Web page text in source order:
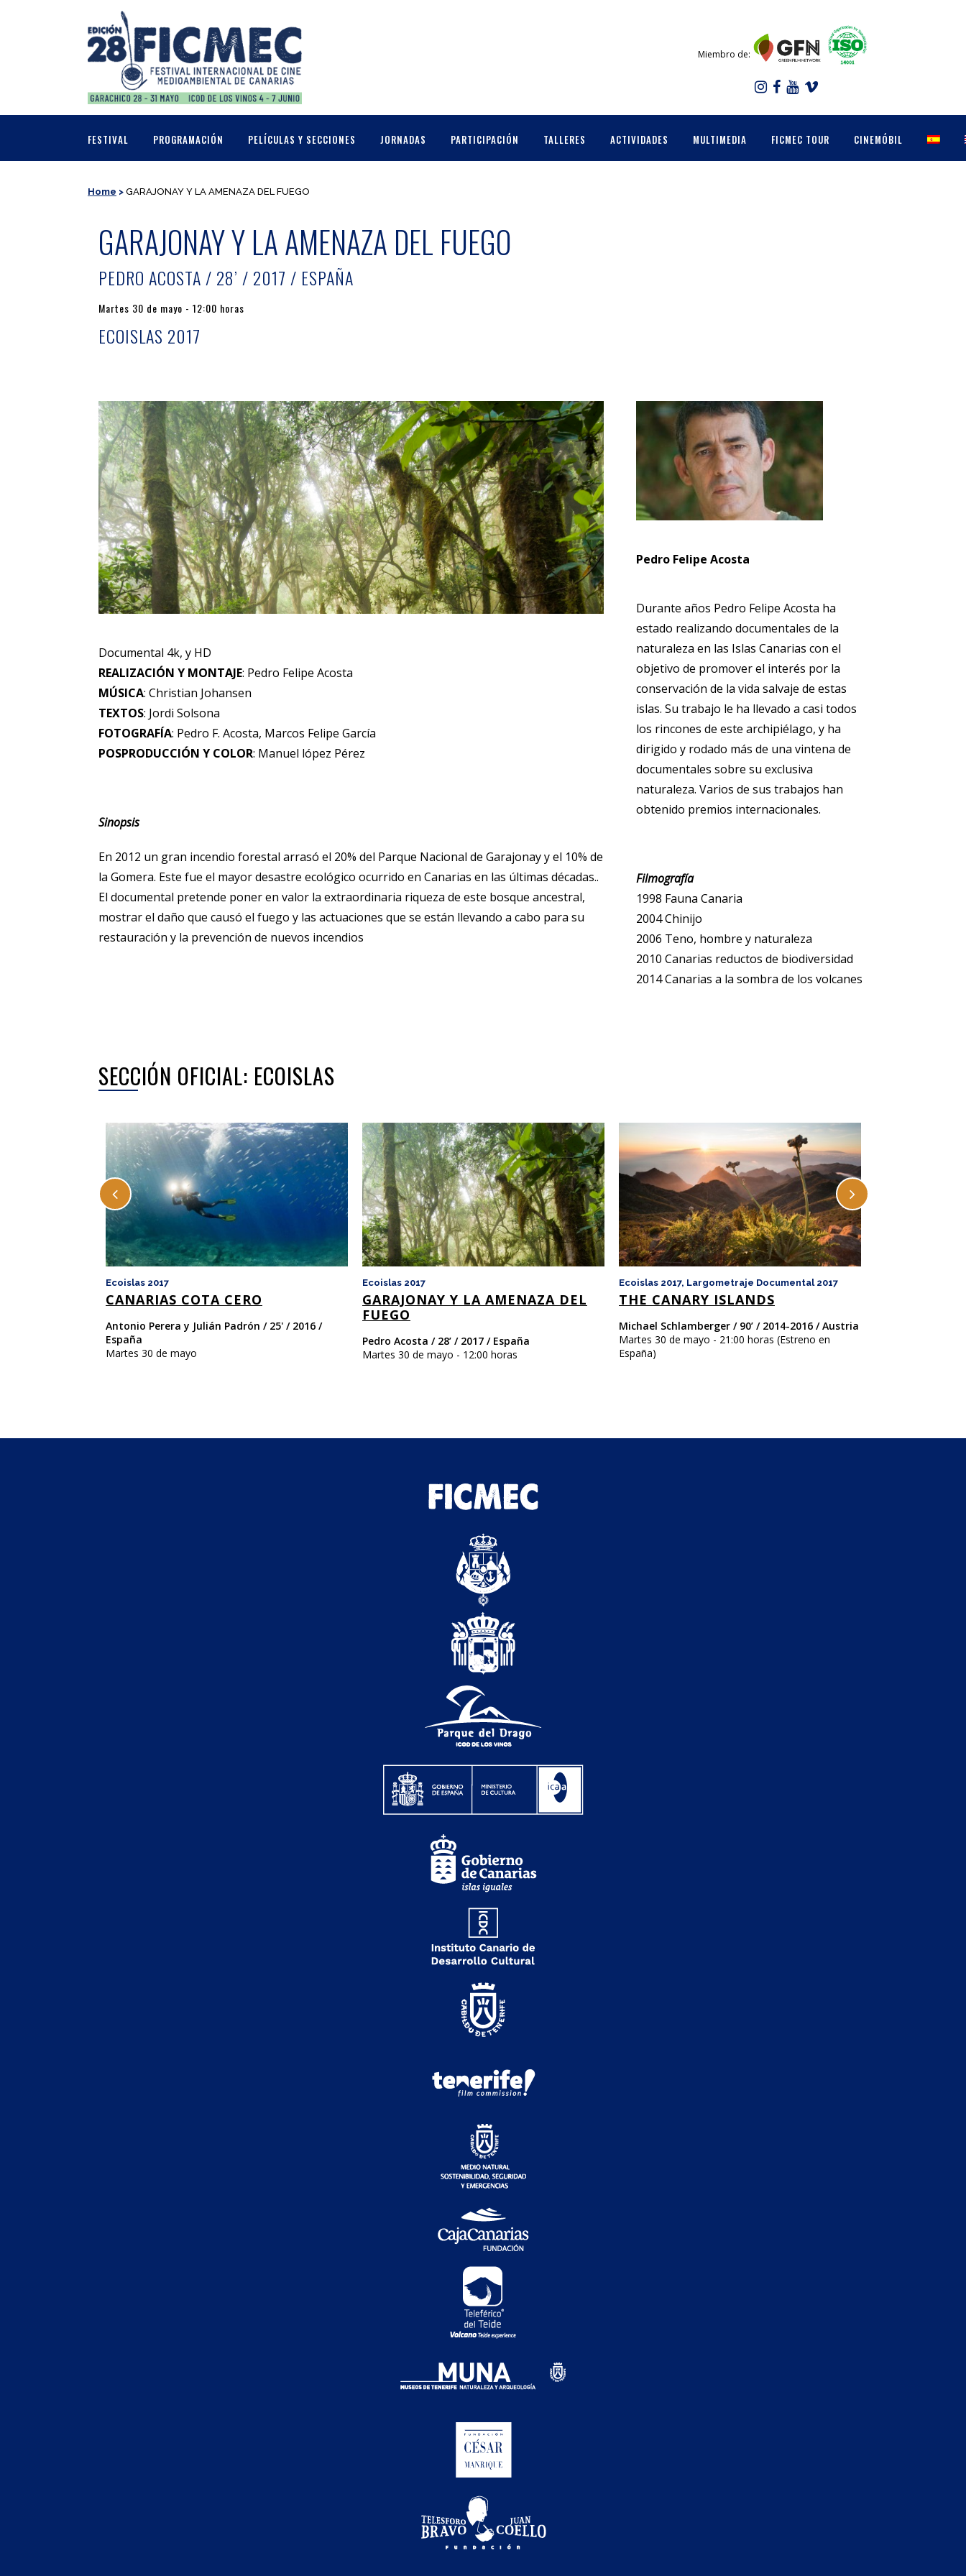
Miembro de:
FESTIVAL PROGRAMACIÓN PELÍCULAS Y SECCIONES JORNADAS PARTICIPACIÓN TALLERES ACTIVIDADES MULTIMEDIA FICMEC TOUR CINEMÓBIL
Home > GARAJONAY Y LA AMENAZA DEL FUEGO
GARAJONAY Y LA AMENAZA DEL FUEGO
PEDRO ACOSTA / 28’ / 2017 / ESPAÑA
Martes 30 de mayo - 12:00 horas
ECOISLAS 2017
Documental 4k, y HD
REALIZACIÓN Y MONTAJE: Pedro Felipe Acosta
MÚSICA: Christian Johansen
TEXTOS: Jordi Solsona
FOTOGRAFÍA: Pedro F. Acosta, Marcos Felipe García
POSPRODUCCIÓN Y COLOR: Manuel lópez Pérez
Sinopsis
En 2012 un gran incendio forestal arrasó el 20% del Parque Nacional de Garajonay y el 10% de
la Gomera. Este fue el mayor desastre ecológico ocurrido en Canarias en las últimas décadas..
El documental pretende poner en valor la extraordinaria riqueza de este bosque ancestral,
mostrar el daño que causó el fuego y las actuaciones que se están llevando a cabo para su
restauración y la prevención de nuevos incendios
Pedro Felipe Acosta
Durante años Pedro Felipe Acosta ha
estado realizando documentales de la
naturaleza en las Islas Canarias con el
objetivo de promover el interés por la
conservación de la vida salvaje de estas
islas. Su trabajo le ha llevado a casi todos
los rincones de este archipiélago, y ha
dirigido y rodado más de una vintena de
documentales sobre su exclusiva
naturaleza. Varios de sus trabajos han
obtenido premios internacionales.
Filmografía
1998 Fauna Canaria
2004 Chinijo
2006 Teno, hombre y naturaleza
2010 Canarias reductos de biodiversidad
2014 Canarias a la sombra de los volcanes
SECCIÓN OFICIAL: ECOISLAS
Ecoislas 2017
CANARIAS COTA CERO
Antonio Perera y Julián Padrón / 25' / 2016 /
España
Martes 30 de mayo
Ecoislas 2017
GARAJONAY Y LA AMENAZA DEL
FUEGO
Pedro Acosta / 28’ / 2017 / España
Martes 30 de mayo - 12:00 horas
Ecoislas 2017, Largometraje Documental 2017
THE CANARY ISLANDS
Michael Schlamberger / 90’ / 2014-2016 / Austria
Martes 30 de mayo - 21:00 horas (Estreno en
España)